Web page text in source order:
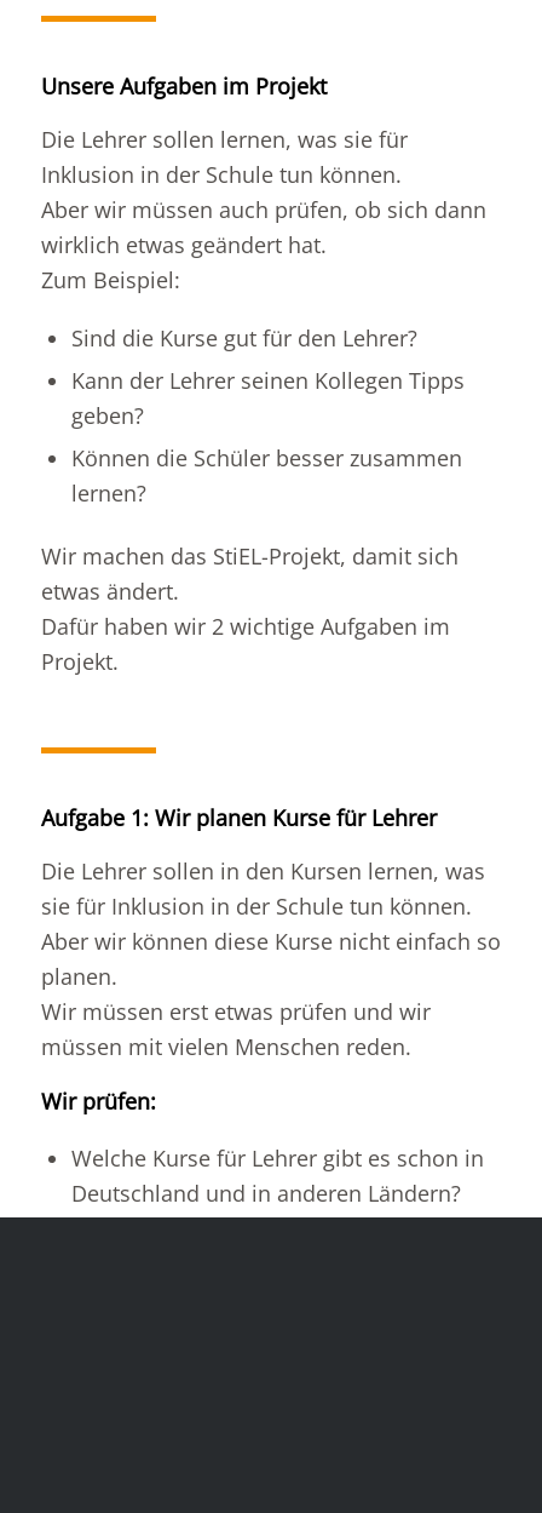
Unsere Aufgaben im Projekt
Die Lehrer sollen lernen, was sie für
Inklusion in der Schule tun können.
Aber wir müssen auch prüfen, ob sich dann
wirklich etwas geändert hat.
Zum Beispiel:
Sind die Kurse gut für den Lehrer?
Kann der Lehrer seinen Kollegen Tipps
geben?
Können die Schüler besser zusammen
lernen?
Wir machen das StiEL-Projekt, damit sich
etwas ändert.
Dafür haben wir 2 wichtige Aufgaben im
Projekt.
Aufgabe 1: Wir planen Kurse für Lehrer
Die Lehrer sollen in den Kursen lernen, was
sie für Inklusion in der Schule tun können.
Aber wir können diese Kurse nicht einfach so
planen.
Wir müssen erst etwas prüfen und wir
müssen mit vielen Menschen reden.
Wir prüfen:
Welche Kurse für Lehrer gibt es schon in
Deutschland und in anderen Ländern?